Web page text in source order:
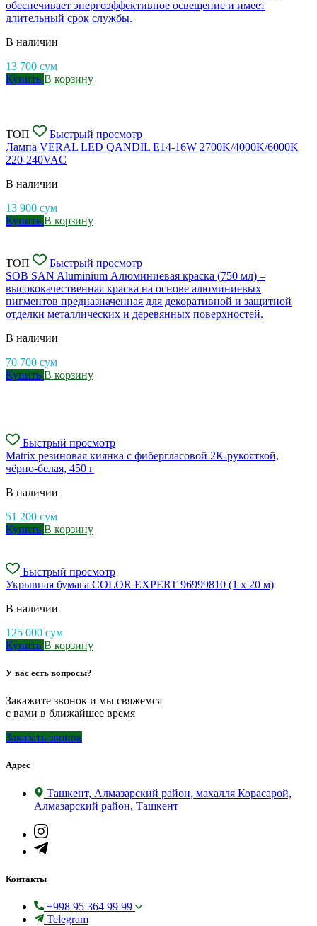
обеспечивает энергоэффективное освещение и имеет
длительный срок службы.
В наличии
13 700 сум
Купить В корзину
ТОП
Быстрый просмотр
Лампа VERAL LED QANDIL E14-16W 2700K/4000K/6000K
220-240VAC
В наличии
13 900 сум
Купить В корзину
ТОП
Быстрый просмотр
SOB SAN Aluminium Алюминиевая краска (750 мл) –
высококачественная краска на основе алюминиевых
пигментов предназначенная для декоративной и защитной
отделки металлических и деревянных поверхностей.
В наличии
70 700 сум
Купить В корзину
Быстрый просмотр
Matrix резиновая киянка с фибергласовой 2К-рукояткой,
чёрно-белая, 450 г
В наличии
51 200 сум
Купить В корзину
Быстрый просмотр
Укрывная бумага COLOR EXPERT 96999810 (1 х 20 м)
В наличии
125 000 сум
Купить В корзину
У вас есть вопросы?
Закажите звонок и мы свяжемся
с вами в ближайшее время
Заказать звонок
Адрес
Ташкент, Алмазарский район, махалля Корасарой,
Алмазарский район, Ташкент
Контакты
+998 95 364 99 99
Telegram